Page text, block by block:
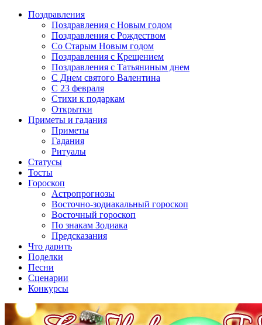
Поздравления
Поздравления с Новым годом
Поздравления с Рождеством
Со Старым Новым годом
Поздравления с Крещением
Поздравления с Татьяниным днем
С Днем святого Валентина
C 23 февраля
Стихи к подаркам
Открытки
Приметы и гадания
Приметы
Гадания
Ритуалы
Статусы
Тосты
Гороскоп
Астропрогнозы
Восточно-зодиакальный гороскоп
Восточный гороскоп
По знакам Зодиака
Предсказания
Что дарить
Поделки
Песни
Сценарии
Конкурсы